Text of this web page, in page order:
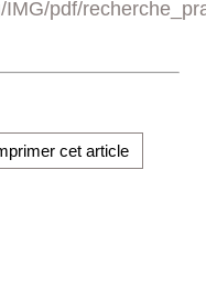
IMG/pdf/
cet article